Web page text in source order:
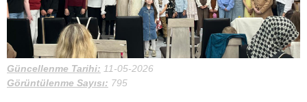
Güncellenme Tarihi: 11-05-2026
Görüntülenme Sayısı: 795